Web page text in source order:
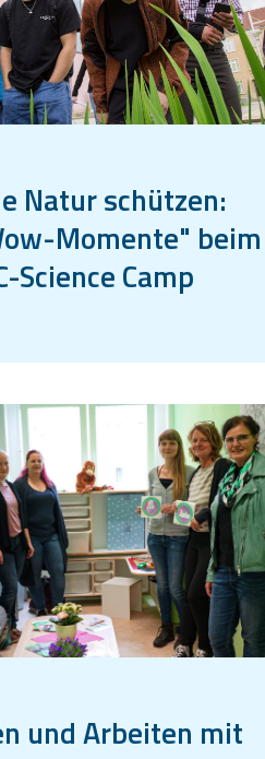
Natur schützen:
Momente" beim
Science Camp
und Arbeiten mit